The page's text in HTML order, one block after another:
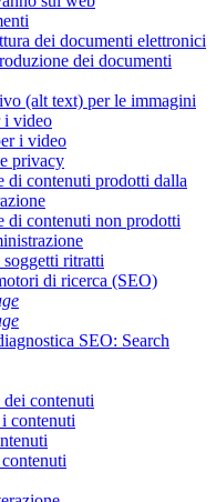
dei documenti elettronici
dei documenti
(alt text) per le immagini
i video
i video
privacy
di contenuti prodotti dalla
di contenuti non prodotti
ritratti
di ricerca (SEO)
SEO: Search
contenuti
contenuti